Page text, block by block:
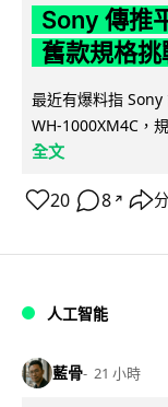
Sony 傳推
舊款規格挑
最近有爆料指
WH-1000XM4C，
全文
20 8 ↗
人工智能
藍骨 21 小時